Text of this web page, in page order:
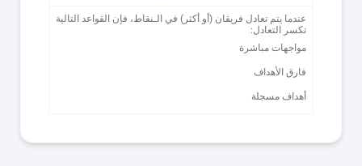
عندما يتم تعادل فريقان (أو أكثر) في الـنقاط، فإن القواعد التالية
تكسر التعادل:
مواجهات مباشرة
فارق الأهداف
أهداف مسجلة